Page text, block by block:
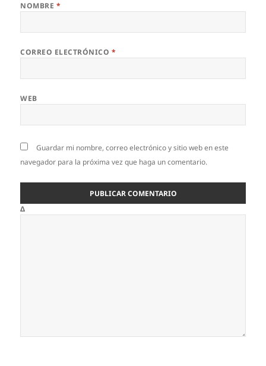
NOMBRE *
CORREO ELECTRÓNICO *
WEB
Guardar mi nombre, correo electrónico y sitio web en este
navegador para la próxima vez que haga un comentario.
Δ